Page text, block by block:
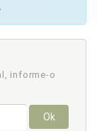
informe-o
Ok